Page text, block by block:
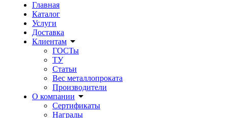
Главная
Каталог
Услуги
Доставка
Клиентам
ГОСТы
ТУ
Статьи
Вес металлопроката
Производители
О компании
Сертификаты
Награды